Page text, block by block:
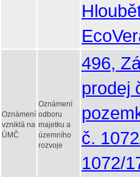
Oznámení
vzniklá na
ÚMČ
Oznámení
odboru
majetku a
územního
rozvoje
496,
prodej
č.
1072/